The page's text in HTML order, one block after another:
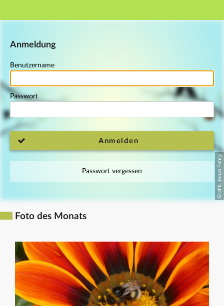
Hauptnavigation
Anmeldung
Benutzername
Passwort
Anmelden
Passwort vergessen
Foto des Monats